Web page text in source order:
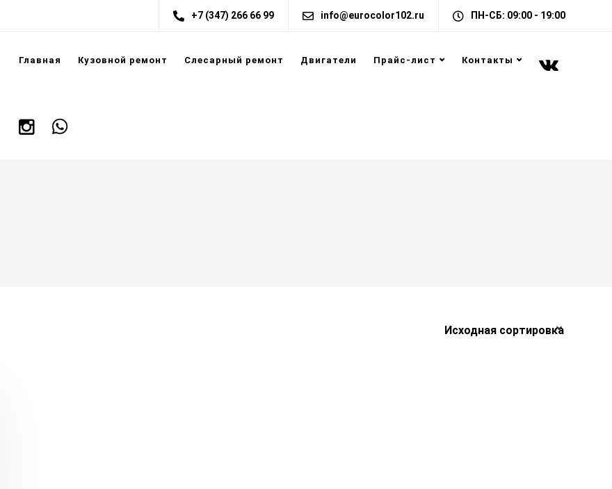
+7 (347) 266 66 99 info@eurocolor102.ru ПН-СБ: 09:00 - 19:00
Главная Кузовной ремонт Слесарный ремонт Двигатели Прайс-лист Контакты